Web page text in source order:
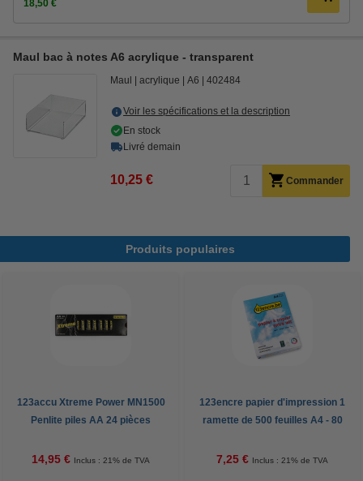
18,50 €
Maul bac à notes A6 acrylique - transparent
Maul acrylique A6 402484
Voir les spécifications et la description
En stock
Livré demain
10,25 € Commander
Produits populaires
123accu Xtreme Power MN1500
Penlite piles AA 24 pièces
14,95 € Inclus : 21% de TVA
123encre papier d'impression 1
ramette de 500 feuilles A4 - 80
7,25 € Inclus : 21% de TVA